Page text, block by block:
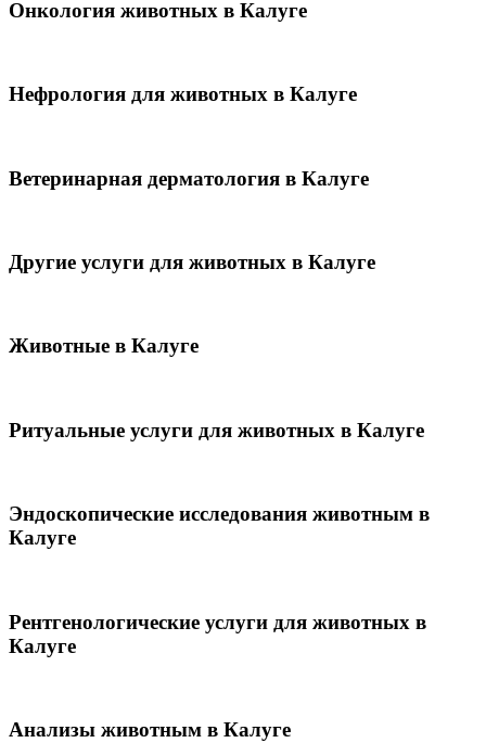
Онкология животных в Калуге
Нефрология для животных в Калуге
Ветеринарная дерматология в Калуге
Другие услуги для животных в Калуге
Животные в Калуге
Ритуальные услуги для животных в Калуге
Эндоскопические исследования животным в
Калуге
Рентгенологические услуги для животных в
Калуге
Анализы животным в Калуге